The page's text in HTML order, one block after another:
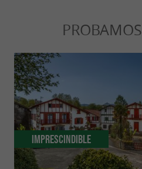
PROBAMOS
Imprescindible